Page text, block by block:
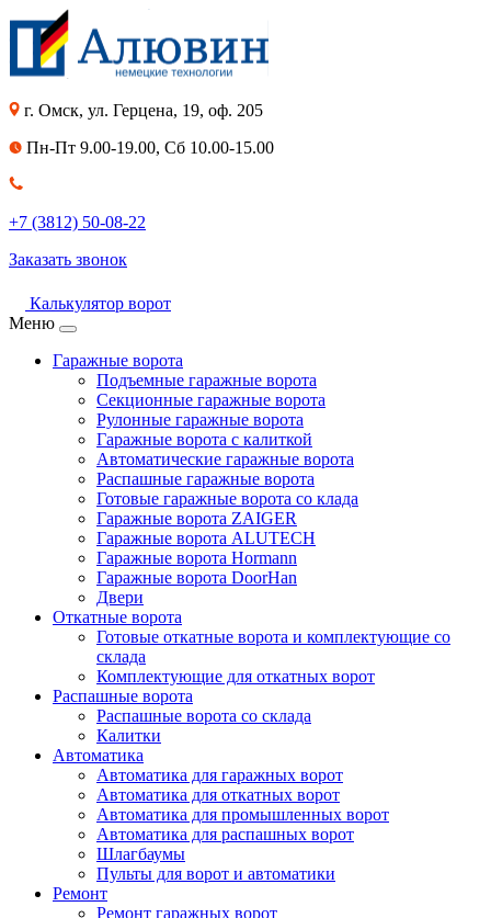
г. Омск, ул. Герцена, 19, оф. 205
Пн-Пт 9.00-19.00, Сб 10.00-15.00
+7 (3812) 50-08-22
Заказать звонок
Калькулятор ворот
Меню
Гаражные ворота
Подъемные гаражные ворота
Секционные гаражные ворота
Рулонные гаражные ворота
Гаражные ворота с калиткой
Автоматические гаражные ворота
Распашные гаражные ворота
Готовые гаражные ворота со клада
Гаражные ворота ZAIGER
Гаражные ворота ALUTECH
Гаражные ворота Hormann
Гаражные ворота DoorHan
Двери
Откатные ворота
Готовые откатные ворота и комплектующие со
склада
Комплектующие для откатных ворот
Распашные ворота
Распашные ворота со склада
Калитки
Автоматика
Автоматика для гаражных ворот
Автоматика для откатных ворот
Автоматика для промышленных ворот
Автоматика для распашных ворот
Шлагбаумы
Пульты для ворот и автоматики
Ремонт
Ремонт гаражных ворот